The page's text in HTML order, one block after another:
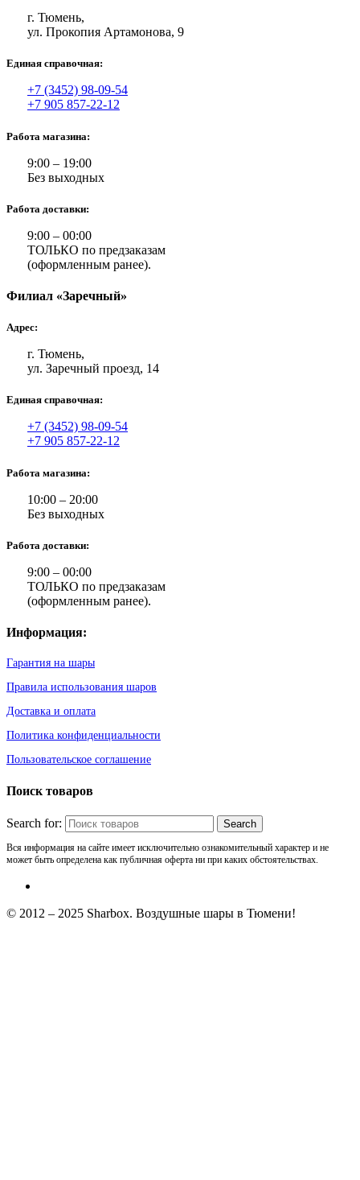
г. Тюмень,
ул. Прокопия Артамонова, 9
Единая справочная:
+7 (3452) 98-09-54
+7 905 857-22-12
Работа магазина:
9:00 – 19:00
Без выходных
Работа доставки:
9:00 – 00:00
ТОЛЬКО по предзаказам
(оформленным ранее).
Филиал «Заречный»
Адрес:
г. Тюмень,
ул. Заречный проезд, 14
Единая справочная:
+7 (3452) 98-09-54
+7 905 857-22-12
Работа магазина:
10:00 – 20:00
Без выходных
Работа доставки:
9:00 – 00:00
ТОЛЬКО по предзаказам
(оформленным ранее).
Информация:
Гарантия на шары
Правила использования шаров
Доставка и оплата
Политика конфиденциальности
Пользовательское соглашение
Поиск товаров
Search for:
Вся информация на сайте имеет исключительно ознакомительный характер и не
может быть определена как публичная оферта ни при каких обстоятельствах.
© 2012 – 2025 Sharbox. Воздушные шары в Тюмени!